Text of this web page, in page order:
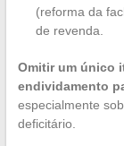
(reforma da
de revenda.
Omitir um único
endividamento
especialmente
deficitário.